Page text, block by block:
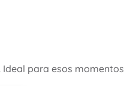
Ideal para esos momentos